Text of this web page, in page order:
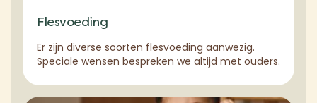
Flesvoeding
Er zijn diverse soorten flesvoeding aanwezig.
Speciale wensen bespreken we altijd met ouders.